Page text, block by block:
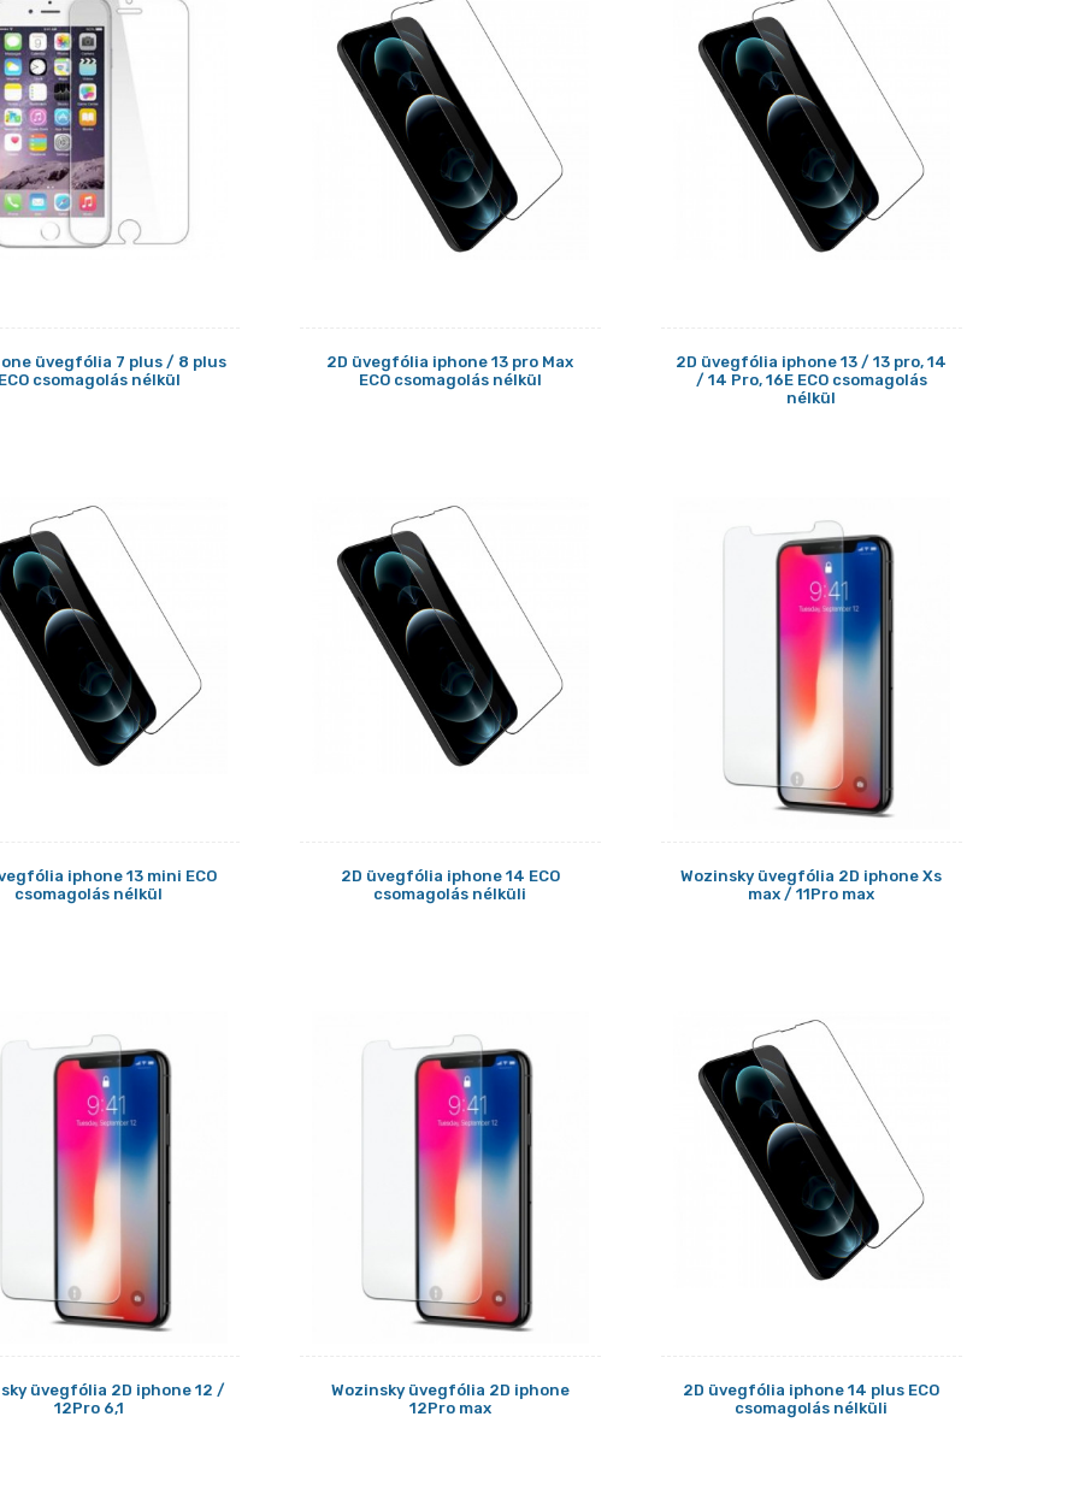
üvegfólia 7 plus / 8 plus
csomagolás nélkül
2D üvegfólia iphone 13 pro Max
ECO csomagolás nélkül
2D üvegfólia iphone 13 / 13 pro, 14
/ 14 Pro, 16E ECO csomagolás
nélkül
iphone 13 mini ECO
csomagolás nélkül
2D üvegfólia iphone 14 ECO
csomagolás nélküli
Wozinsky üvegfólia 2D iphone Xs
max / 11Pro max
üvegfólia 2D iphone 12 /
12Pro 6,1
Wozinsky üvegfólia 2D iphone
12Pro max
2D üvegfólia iphone 14 plus ECO
csomagolás nélküli